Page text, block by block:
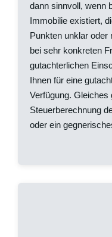
dann sinnvoll, wenn
Immobilie existiert,
Punkten unklar oder
bei sehr konkreten
gutachterlichen
Ihnen für eine
Verfügung. Gleiches
Steuerberechnung
oder ein